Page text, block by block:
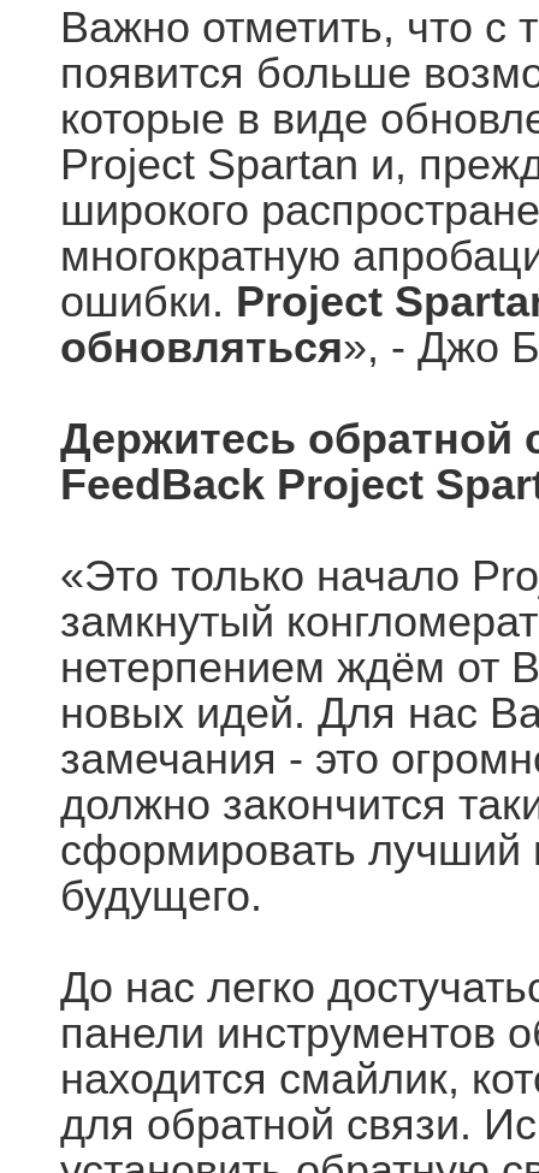
Важно отметить, что с
появится больше
которые в виде
Project Spartan и,
широкого
многократную
ошибки. Project
обновляться», - Джо
Держитесь обратной
FeedBack Project
«Это только начало
замкнутый
нетерпением ждём от
новых идей. Для нас
замечания - это
должно закончится
сформировать лучший
будущего.
До нас легко
панели инструментов
находится смайлик,
для обратной связи.